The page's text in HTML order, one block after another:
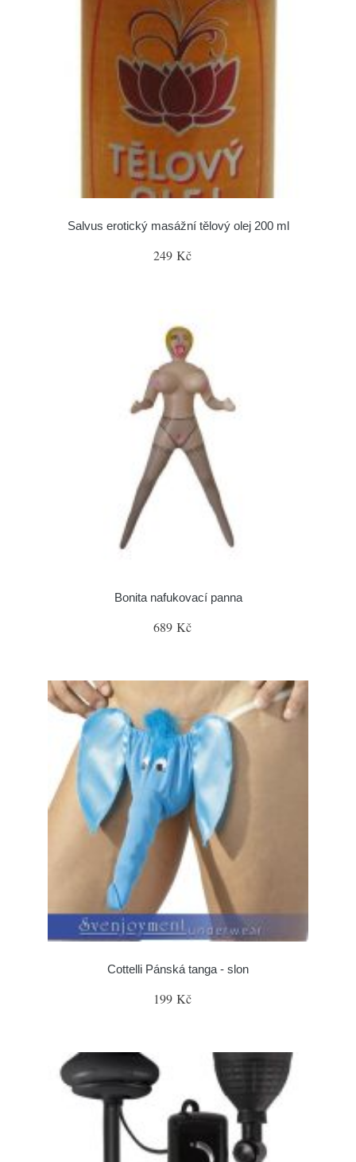
Salvus erotický masážní tělový olej 200 ml
249 Kč
Bonita nafukovací panna
689 Kč
Cottelli Pánská tanga - slon
199 Kč